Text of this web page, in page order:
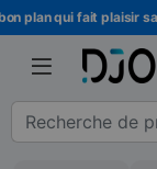
Skip to navigation
Skip to content
plan qui fait plaisir
Recherche pour :